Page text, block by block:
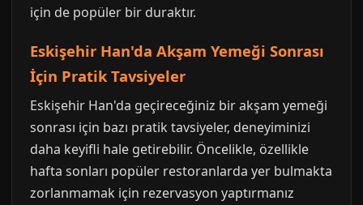
için de popüler bir duraktır.
Eskişehir Han'da Akşam Yemeği Sonrası
İçin Pratik Tavsiyeler
Eskişehir Han'da geçireceğiniz bir akşam yemeği
sonrası için bazı pratik tavsiyeler, deneyiminizi
daha keyifli hale getirebilir. Öncelikle, özellikle
hafta sonları popüler restoranlarda yer bulmakta
zorlanmamak için rezervasyon yaptırmanız